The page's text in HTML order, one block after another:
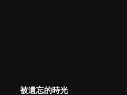
被遺忘的時光